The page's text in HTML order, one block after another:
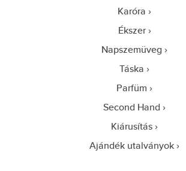
Karóra
Ékszer
Napszemüveg
Táska
Parfüm
Second Hand
Kiárusítás
Ajándék utalványok